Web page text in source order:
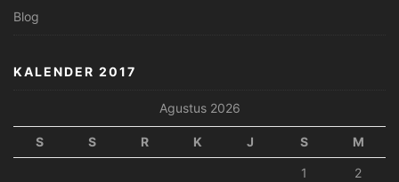
Blog
KALENDER 2017
Agustus 2026
S S R K J S M
1 2